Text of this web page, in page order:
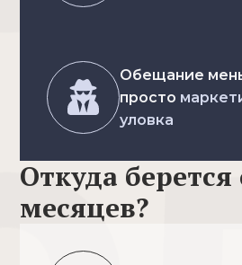
Обещание
просто
уловка
Откуда берется
месяцев?